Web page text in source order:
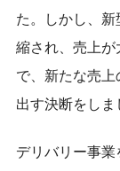
た。しかし、
縮され、売上
で、新たな売
出す決断をしま
デリバリー事